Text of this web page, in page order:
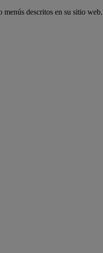
menús descritos en su sitio web.